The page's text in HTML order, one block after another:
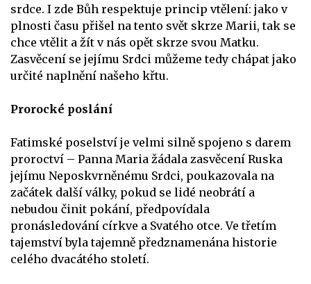
srdce. I zde Bůh respektuje princip vtělení: jako v
plnosti času přišel na tento svět skrze Marii, tak se
chce vtělit a žít v nás opět skrze svou Matku.
Zasvěcení se jejímu Srdci můžeme tedy chápat jako
určité naplnění našeho křtu.
Prorocké poslání
Fatimské poselství je velmi silně spojeno s darem
proroctví – Panna Maria žádala zasvěcení Ruska
jejímu Neposkvrněnému Srdci, poukazovala na
začátek další války, pokud se lidé neobrátí a
nebudou činit pokání, předpovídala
pronásledování církve a Svatého otce. Ve třetím
tajemství byla tajemně předznamenána historie
celého dvacátého století.